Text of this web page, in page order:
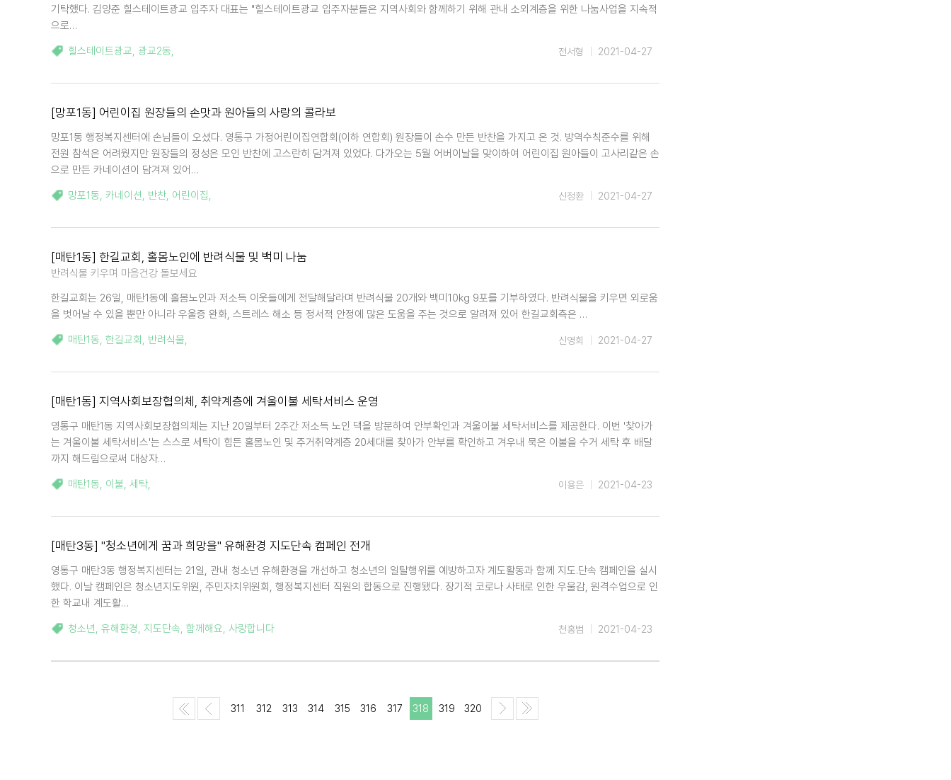
기탁했다. 김양준 힐스테이트광교 입주자 대표는 "힐스테이트광교 입주자분들은 지역사회와 함께하기 위해 관내 소외계층을 위한 나눔사업을 지속적
으로…
힐스테이트광교, 광교2동, 2021-04-27
전서형
[망포1동] 어린이집 원장들의 손맛과 원아들의 사랑의 콜라보
망포1동 행정복지센터에 손님들이 오셨다. 영통구 가정어린이집연합회(이하 연합회) 원장들이 손수 만든 반찬을 가지고 온 것. 방역수칙준수를 위해
전원 참석은 어려웠지만 원장들의 정성은 모인 반찬에 고스란히 담겨져 있었다. 다가오는 5월 어버이날을 맞이하여 어린이집 원아들이 고사리같은 손
으로 만든 카네이션이 담겨져 있어…
망포1동, 카네이션, 반찬, 어린이집, 2021-04-27
신정환
[매탄1동] 한길교회, 홀몸노인에 반려식물 및 백미 나눔
반려식물 키우며 마음건강 돌보세요
한길교회는 26일, 매탄1동에 홀몸노인과 저소득 이웃들에게 전달해달라며 반려식물 20개와 백미10kg 9포를 기부하였다. 반려식물을 키우면 외로움
을 벗어날 수 있을 뿐만 아니라 우울증 완화, 스트레스 해소 등 정서적 안정에 많은 도움을 주는 것으로 알려져 있어 한길교회측은 …
매탄1동, 한길교회 , 반려식물, 2021-04-27
신영희
[매탄1동] 지역사회보장협의체, 취약계층에 겨울이불 세탁서비스 운영
영통구 매탄1동 지역사회보장협의체는 지난 20일부터 2주간 저소득 노인 댁을 방문하여 안부확인과 겨울이불 세탁서비스를 제공한다. 이번 '찾아가
는 겨울이불 세탁서비스'는 스스로 세탁이 힘든 홀몸노인 및 주거취약계층 20세대를 찾아가 안부를 확인하고 겨우내 묵은 이불을 수거 세탁 후 배달
까지 해드림으로써 대상자…
매탄1동, 이불, 세탁, 2021-04-23
이용은
[매탄3동] "청소년에게 꿈과 희망을" 유해환경 지도단속 캠페인 전개
영통구 매탄3동 행정복지센터는 21일, 관내 청소년 유해환경을 개선하고 청소년의 일탈행위를 예방하고자 계도활동과 함께 지도.단속 캠페인을 실시
했다. 이날 캠페인은 청소년지도위원, 주민자치위원회, 행정복지센터 직원의 합동으로 진행됐다. 장기적 코로나 사태로 인한 우울감, 원격수업으로 인
한 학교내 계도활…
청소년, 유해환경, 지도단속, 함께해요, 사랑합니다 2021-04-23
천홍범
311 312 313 314 315 316 317 318 319 320